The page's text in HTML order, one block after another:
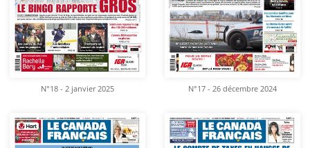
N°18 - 2 janvier 2025 N°17 - 26 décembre 2024